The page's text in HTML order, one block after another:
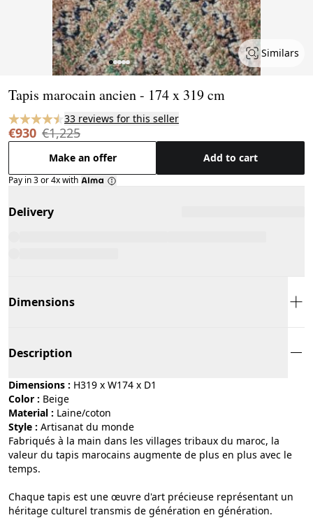
Similars
Tapis marocain ancien - 174 x 319 cm
33 reviews for this seller
€930 €1,225
Make an offer Add to cart
Pay in 3 or 4x with
Delivery
Dimensions
Description
Dimensions : H319 x W174 x D1
Color :
beige
Material :
laine/coton
Style :
artisanat du monde
Fabriqués à la main dans les villages tribaux du maroc, la
valeur du tapis marocains augmente de plus en plus avec le
temps.
Chaque tapis est une œuvre d'art précieuse représentant un
héritage culturel transmis de génération en génération.